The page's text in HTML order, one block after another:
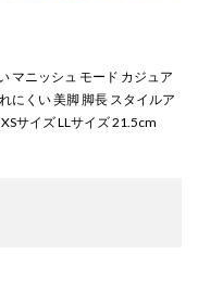
マニッシュ モード カジュア
にくい 美脚 脚長 スタイルア
サイズ LLサイズ 21.5cm